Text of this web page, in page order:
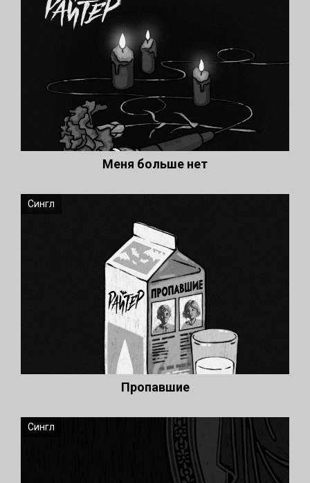
Меня больше нет
Сингл
Пропавшие
Сингл